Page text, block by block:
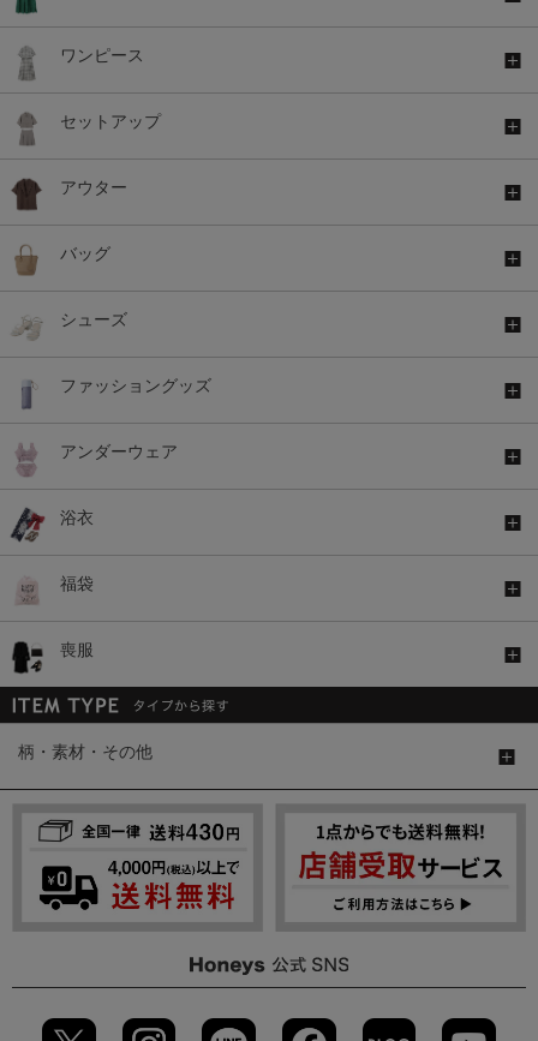
ワンピース
セットアップ
アウター
バッグ
シューズ
ファッショングッズ
アンダーウェア
浴衣
福袋
喪服
柄・素材・その他